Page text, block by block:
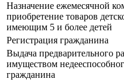
Назначение ежемесячной
приобретение товаров
имеющим 5 и более детей
Регистрация гражданина
Выдача предварительного
имуществом
гражданина